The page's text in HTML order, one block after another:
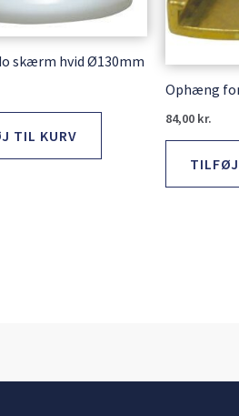
skærm hvid Ø130mm
TIL KURV
Ophæng
84,00 kr.